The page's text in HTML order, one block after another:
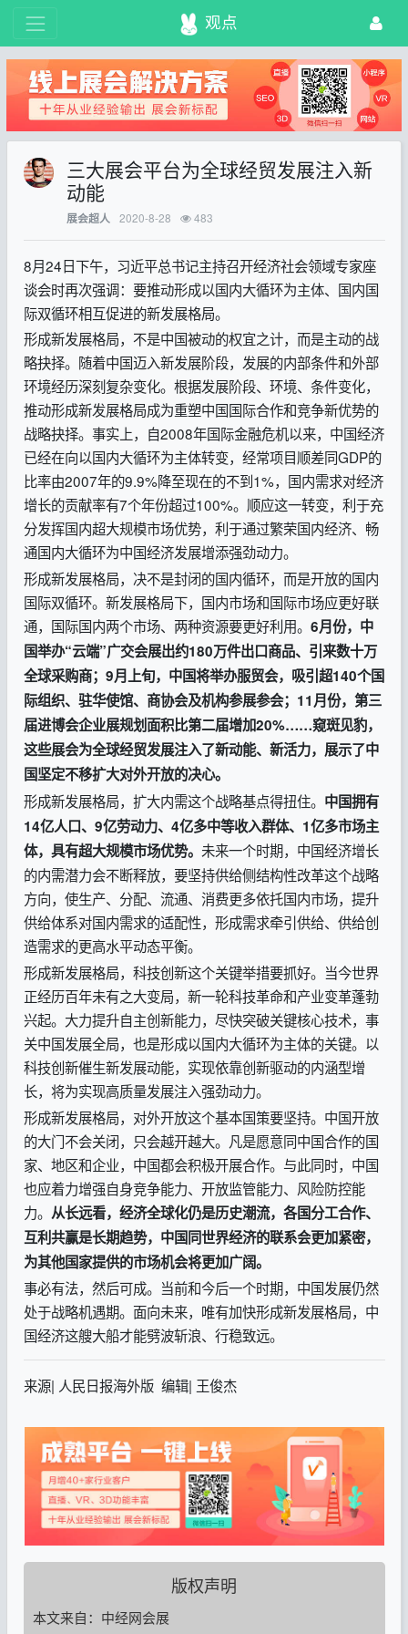
观点
三大展会平台为全球经贸发展注入新
动能
展会超人 2020-8-28 483
8月24日下午，习近平总书记主持召开经济社会领域专家座
谈会时再次强调：要推动形成以国内大循环为主体、国内国
际双循环相互促进的新发展格局。
形成新发展格局，不是中国被动的权宜之计，而是主动的战
略抉择。随着中国迈入新发展阶段，发展的内部条件和外部
环境经历深刻复杂变化。根据发展阶段、环境、条件变化，
推动形成新发展格局成为重塑中国国际合作和竞争新优势的
战略抉择。事实上，自2008年国际金融危机以来，中国经济
已经在向以国内大循环为主体转变，经常项目顺差同GDP的
比率由2007年的9.9%降至现在的不到1%，国内需求对经济
增长的贡献率有7个年份超过100%。顺应这一转变，利于充
分发挥国内超大规模市场优势，利于通过繁荣国内经济、畅
通国内大循环为中国经济发展增添强劲动力。
形成新发展格局，决不是封闭的国内循环，而是开放的国内
国际双循环。新发展格局下，国内市场和国际市场应更好联
通，国际国内两个市场、两种资源要更好利用。 6月份，中
国举办“云端”广交会展出约180万件出口商品、引来数十万
全球采购商；9月上旬，中国将举办服贸会，吸引超140个国
际组织、驻华使馆、商协会及机构参展参会；11月份，第三
届进博会企业展规划面积比第二届增加20%……窥斑见豹，
这些展会为全球经贸发展注入了新动能、新活力，展示了中
国坚定不移扩大对外开放的决心。
形成新发展格局，扩大内需这个战略基点得扭住。 中国拥有
14亿人口、9亿劳动力、4亿多中等收入群体、1亿多市场主
体，具有超大规模市场优势。 未来一个时期，中国经济增长
的内需潜力会不断释放，要坚持供给侧结构性改革这个战略
方向，使生产、分配、流通、消费更多依托国内市场，提升
供给体系对国内需求的适配性，形成需求牵引供给、供给创
造需求的更高水平动态平衡。
形成新发展格局，科技创新这个关键举措要抓好。当今世界
正经历百年未有之大变局，新一轮科技革命和产业变革蓬勃
兴起。大力提升自主创新能力，尽快突破关键核心技术，事
关中国发展全局，也是形成以国内大循环为主体的关键。以
科技创新催生新发展动能，实现依靠创新驱动的内涵型增
长，将为实现高质量发展注入强劲动力。
形成新发展格局，对外开放这个基本国策要坚持。中国开放
的大门不会关闭，只会越开越大。凡是愿意同中国合作的国
家、地区和企业，中国都会积极开展合作。与此同时，中国
也应着力增强自身竞争能力、开放监管能力、风险防控能
力。 从长远看，经济全球化仍是历史潮流，各国分工合作、
互利共赢是长期趋势，中国同世界经济的联系会更加紧密，
为其他国家提供的市场机会将更加广阔。
事必有法，然后可成。当前和今后一个时期，中国发展仍然
处于战略机遇期。面向未来，唯有加快形成新发展格局，中
国经济这艘大船才能劈波斩浪、行稳致远。
来源| 人民日报海外版 编辑| 王俊杰
版权声明
本文来自：中经网会展